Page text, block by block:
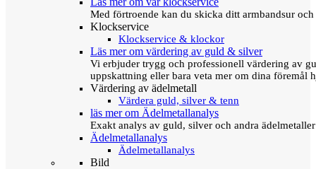
Med förtroende kan du skicka ditt armbandsur
Klockservice
Klockservice & klockor
Läs mer om värdering av guld & silver
Vi erbjuder trygg och professionell värdering av
uppskattning eller bara veta mer om dina föremål
Värdering av ädelmetall
Värdera guld, silver & tenn
läs mer om Ädelmetallanalys
Exakt analys av guld, silver och andra
Ädelmetallanalys
Ädelmetallanalys
Bild